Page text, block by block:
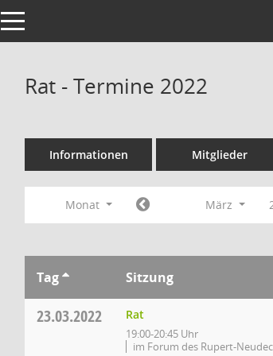
Toggle navigation
Rat - Termine 2022
Informationen Mitglieder
Monat März
Tag Sitzung
23.03.2022 Rat
19:00-20:45 Uhr
im Forum des Rupert-